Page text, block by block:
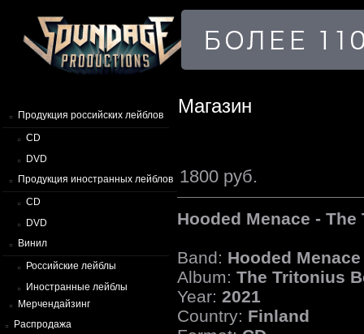
Продукция российских лейблов
CD
DVD
Продукция иностранных лейблов
CD
DVD
Винил
Российские лейблы
Иностранные лейблы
Мерчендайзинг
Распродажа
Магазин
1800 руб.
Hooded Menace -
Band: Hooded Menace
Album: The Tritonius
Year: 2021
Country: Finland